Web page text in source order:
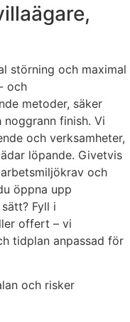
störning och maximal
och
metoder, säker
finish. Vi
och verksamheter,
löpande. Givetvis
och
öppna upp
Fyll i
offert – vi
tidplan anpassad för